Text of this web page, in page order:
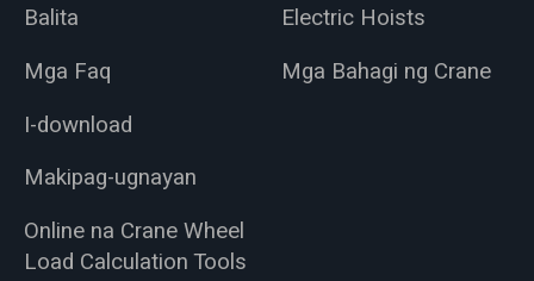
Balita
Mga Faq
I-download
Makipag-ugnayan
Online na Crane Wheel
Load Calculation Tools
Electric Hoists
Mga Bahagi ng Crane